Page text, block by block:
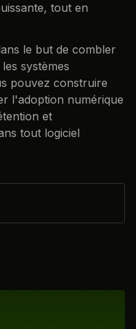
tout en
le but de combler
systèmes
pouvez construire
l'adoption numérique
et
tout logiciel